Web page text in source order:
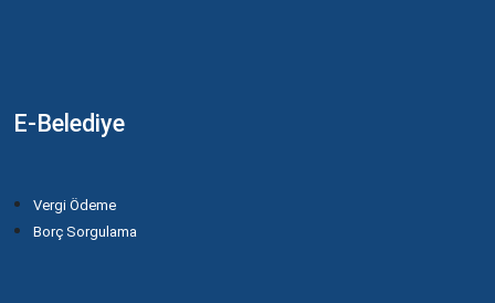
E-Belediye
Vergi Ödeme
Borç Sorgulama